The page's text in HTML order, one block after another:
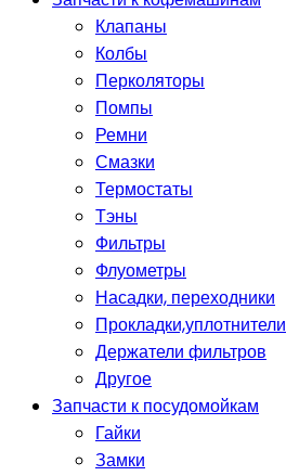
Клапаны
Колбы
Перколяторы
Помпы
Ремни
Смазки
Термостаты
Тэны
Фильтры
Флуометры
Насадки, переходники
Прокладки,уплотнители
Держатели фильтров
Другое
Запчасти к посудомойкам
Гайки
Замки